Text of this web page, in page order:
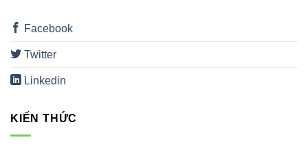
Facebook
Twitter
Linkedin
KIẾN THỨC